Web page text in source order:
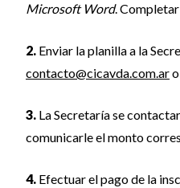
Microsoft Word.
2. Enviar la planilla a la
contacto@cicavda.com.ar
3. La Secretaría se
comunicarle el monto
4. Efectuar el pago de la